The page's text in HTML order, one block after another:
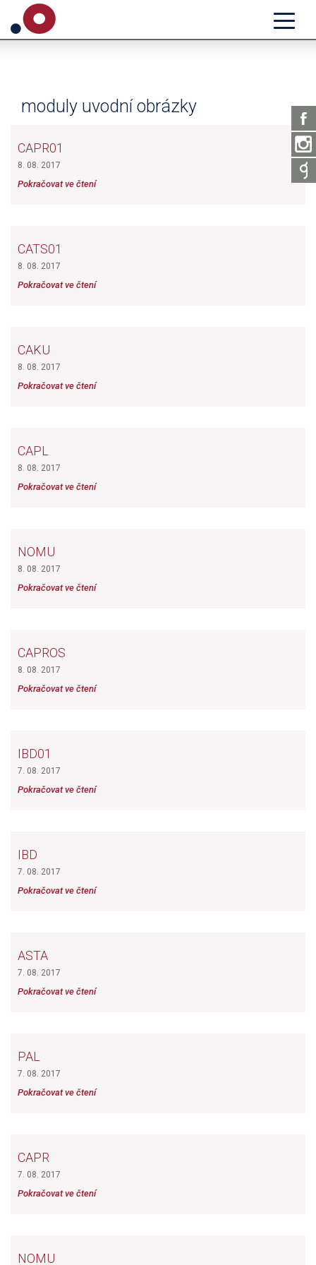
moduly uvodní obrázky
CAPR01
8. 08. 2017
Pokračovat ve čtení
CATS01
8. 08. 2017
Pokračovat ve čtení
CAKU
8. 08. 2017
Pokračovat ve čtení
CAPL
8. 08. 2017
Pokračovat ve čtení
NOMU
8. 08. 2017
Pokračovat ve čtení
CAPROS
8. 08. 2017
Pokračovat ve čtení
IBD01
7. 08. 2017
Pokračovat ve čtení
IBD
7. 08. 2017
Pokračovat ve čtení
ASTA
7. 08. 2017
Pokračovat ve čtení
PAL
7. 08. 2017
Pokračovat ve čtení
CAPR
7. 08. 2017
Pokračovat ve čtení
NOMU